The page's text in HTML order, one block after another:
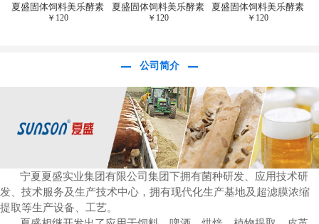
夏盛固体饲料美乐酵素
(水产海参海胆专
￥ 120
夏盛固体饲料美乐酵素
(水产海参海胆专
￥ 120
夏盛固体饲料美乐酵素
(水产海参海胆专
￥ 120
公司简介
宁夏夏盛实业集团有限公司集团下拥有菌种研发、应用技术研
发、技术服务及生产技术中心，拥有现代化生产基地及超滤膜浓缩
提取等生产设备、工艺。